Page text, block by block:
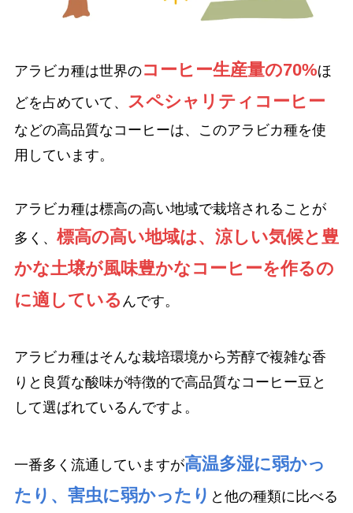
アラビカ種は世界のコーヒー生産量の70%ほ
どを占めていて、 スペシャリティコーヒー
などの高品質なコーヒーは、このアラビカ種を使
用しています。
アラビカ種は標高の高い地域で栽培されることが
多く、 標高の高い地域は、涼しい気候と豊
かな土壌が風味豊かなコーヒーを作るの
に適している んです。
アラビカ種はそんな栽培環境から芳醇で複雑な香
りと良質な酸味が特徴的で高品質なコーヒー豆と
して選ばれているんですよ。
一番多く流通していますが高温多湿に弱かっ
たり、害虫に弱かったり と他の種類に比べる